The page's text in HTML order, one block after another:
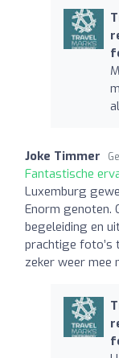
Joke Timmer
Fantastische
Luxemburg
Enorm genoten.
begeleiding en
prachtige foto’s
zeker weer mee